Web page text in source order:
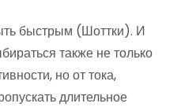
быстрым (Шоттки). И
также не только
но от тока,
длительное